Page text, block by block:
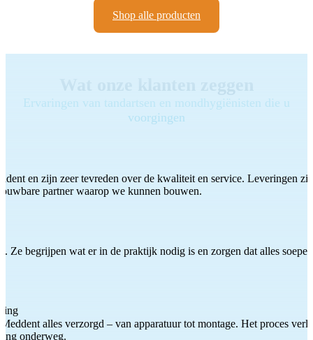
Shop alle producten
Ervaringen van tandartsen en mondhygiënisten die u
voorgingen
en zijn zeer tevreden over de kwaliteit en service. Leveringen
partner waarop we kunnen bouwen.
Ze begrijpen wat er in de praktijk nodig is en zorgen dat alles
alles verzorgd – van apparatuur tot montage. Het proces
onderweg.